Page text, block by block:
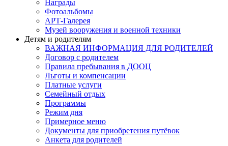
Награды
Фотоальбомы
АРТ-Галерея
Музей вооружения и военной техники
Детям и родителям
ВАЖНАЯ ИНФОРМАЦИЯ ДЛЯ РОДИТЕЛЕЙ
Договор с родителем
Правила пребывания в ДООЦ
Льготы и компенсации
Платные услуги
Семейный отдых
Программы
Режим дня
Примерное меню
Документы для приобретения путёвок
Анкета для родителей